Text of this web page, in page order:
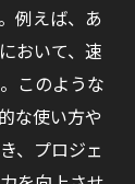
例えば、あ
おいて、速
このような
な使い方や
、プロジェ